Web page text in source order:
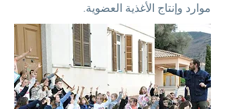
موارد وإنتاج الأغذية العضوية.